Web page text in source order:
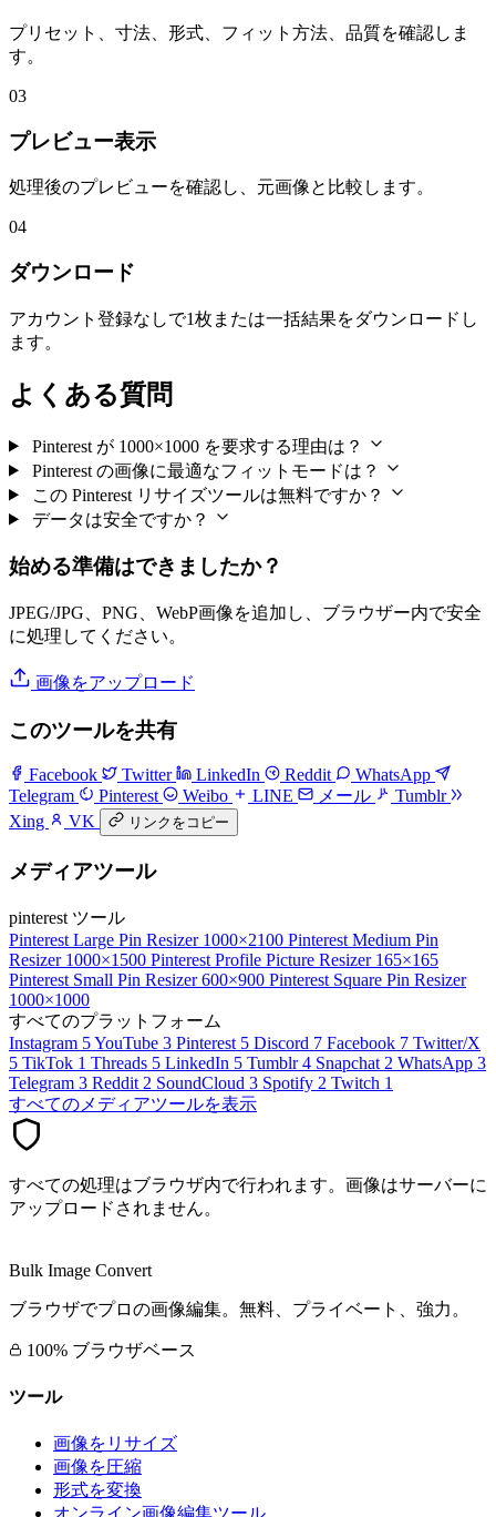
プリセット、寸法、形式、フィット方法、品質を確認しま
す。
03
プレビュー表示
処理後のプレビューを確認し、元画像と比較します。
04
ダウンロード
アカウント登録なしで1枚または一括結果をダウンロードし
ます。
よくある質問
Pinterest が 1000×1000 を要求する理由は？
Pinterest の画像に最適なフィットモードは？
この Pinterest リサイズツールは無料ですか？
データは安全ですか？
始める準備はできましたか？
JPEG/JPG、PNG、WebP画像を追加し、ブラウザー内で安全
に処理してください。
画像をアップロード
このツールを共有
Facebook Twitter LinkedIn Reddit
WhatsApp
Telegram
Pinterest Weibo LINE メール
Tumblr
Xing
VK リンクをコピー
メディアツール
pinterest ツール
Pinterest Large Pin Resizer 1000×2100 Pinterest Medium Pin
Resizer 1000×1500 Pinterest Profile Picture Resizer 165×165
Pinterest Small Pin Resizer 600×900 Pinterest Square Pin Resizer
1000×1000
すべてのプラットフォーム
Instagram 5YouTube 3 Pinterest 5 Discord 7 Facebook 7 Twitter/X
5 TikTok 1 Threads 5 LinkedIn 5 Tumblr 4 Snapchat 2 WhatsApp 3
Telegram 3 Reddit 2 SoundCloud 3 Spotify 2 Twitch 1
すべてのメディアツールを表示
すべての処理はブラウザ内で行われます。画像はサーバーに
アップロードされません。
Bulk Image Convert
ブラウザでプロの画像編集。無料、プライベート、強力。
100% ブラウザベース
ツール
画像をリサイズ
画像を圧縮
形式を変換